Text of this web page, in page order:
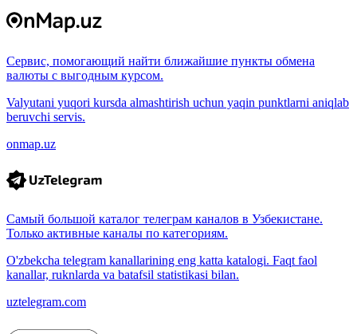
Сервис, помогающий найти ближайшие пункты обмена
валюты с выгодным курсом.
Valyutani yuqori kursda almashtirish uchun yaqin punktlarni aniqlab
beruvchi servis.
onmap.uz
Самый большой каталог телеграм каналов в Узбекистане.
Только активные каналы по категориям.
O'zbekcha telegram kanallarining eng katta katalogi. Faqt faol
kanallar, ruknlarda va batafsil statistikasi bilan.
uztelegram.com